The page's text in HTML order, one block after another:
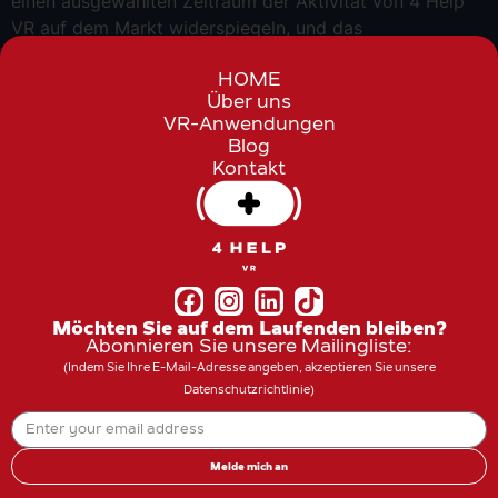
VR auf dem Markt widerspiegeln, und das
HOME
Über uns
VR-Anwendungen
Blog
Kontakt
Möchten Sie auf dem Laufenden bleiben?
Abonnieren Sie unsere Mailingliste:
(Indem Sie Ihre E-Mail-Adresse angeben, akzeptieren Sie unsere
Datenschutzrichtlinie)
Melde mich an